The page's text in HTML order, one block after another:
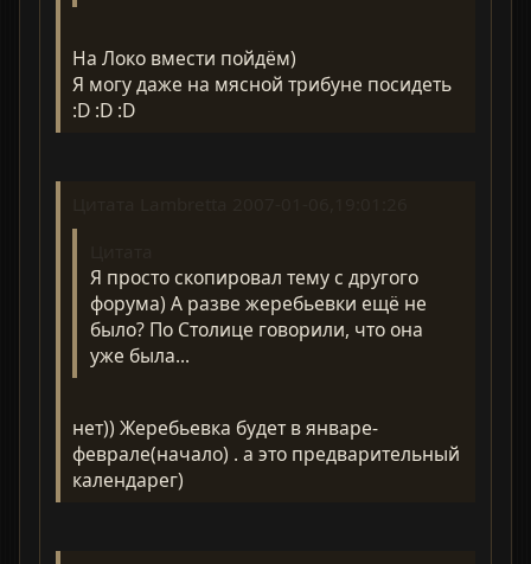
На Локо вмести пойдём)
Я могу даже на мясной трибуне посидеть
:D :D :D
Я просто скопировал тему с другого
форума) А разве жеребьевки ещё не
было? По Столице говорили, что она
уже была...
нет)) Жеребьевка будет в январе-
феврале(начало) . а это предварительный
календарег)